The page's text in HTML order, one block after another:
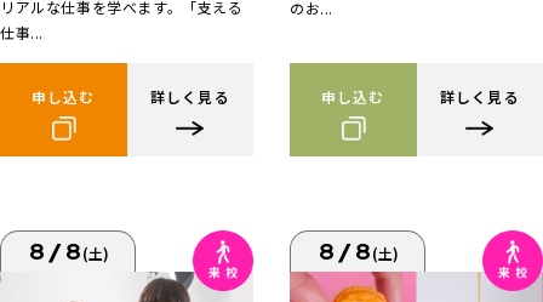
リアルな仕事を学べます。「支える
仕事...
申し込む 詳しく見る
のお...
申し込む 詳しく見る
8/8(土) 8/8(土)